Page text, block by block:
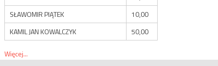
SŁAWOMIR PIĄTEK
10,00
KAMIL JAN KOWALCZYK
50,00
Więcej...